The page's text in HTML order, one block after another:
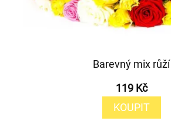
Barevný mix růží
119 Kč
KOUPIT